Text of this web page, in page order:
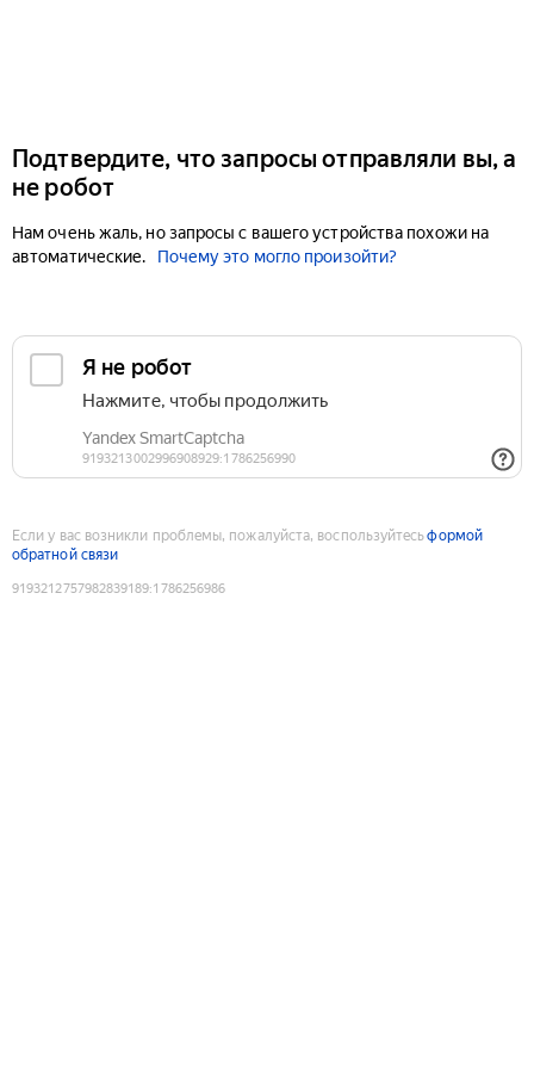
Подтвердите, что запросы отправляли вы, а
не робот
Нам очень жаль, но запросы с вашего устройства похожи на
автоматические.
Почему это могло произойти?
Если у вас возникли проблемы, пожалуйста, воспользуйтесьформой
обратной связи
9193212757982839189:1786256986